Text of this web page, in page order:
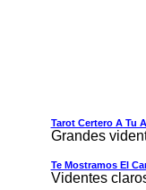
Tarot Certero A Tu
Grandes
Te Mostramos El
Videntes